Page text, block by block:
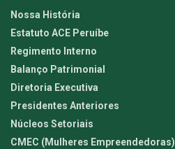
Nossa História
Estatuto ACE Peruíbe
Regimento Interno
Balanço Patrimonial
Diretoria Executiva
Presidentes Anteriores
Núcleos Setoriais
CMEC (Mulheres Empreendedoras)